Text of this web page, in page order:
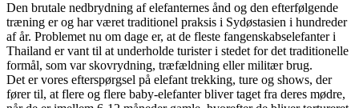
Den brutale nedbrydning af elefanternes ånd og den efterfølgende
træning er og har været traditionel praksis i Sydøstasien i hundreder
af år. Problemet nu om dage er, at de fleste fangenskabselefanter i
Thailand er vant til at underholde turister i stedet for det traditionelle
formål, som var skovrydning, træfældning eller militær brug.
Det er vores efterspørgsel på elefant trekking, ture og shows, der
fører til, at flere og flere baby-elefanter bliver taget fra deres mødre,